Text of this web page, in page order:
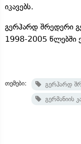
იკავებს.
გერჰარდ შრედერი
1998-2005 წლებში
თემები: გერჰარდ
გერმანიის